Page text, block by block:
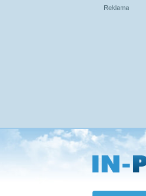
Přejít
na
hlavní
obsah